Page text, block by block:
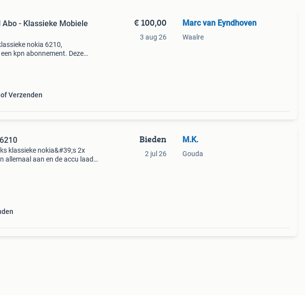
Abo - Klassieke Mobiele
nokia 6210,
kpn abonnement. Deze
Verzenden
€ 100,00
3 aug 26
Marc van Eyndhoven
Waalre
klassieke nokia&#39;s 2x
allemaal aan en de accu laadt
Bieden
2 jul 26
M.K.
Gouda